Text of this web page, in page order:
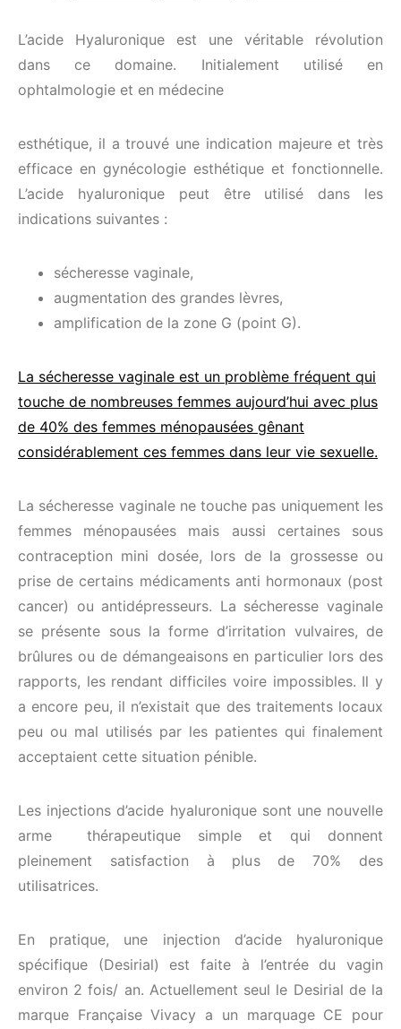
L’acide Hyaluronique est une véritable révolution
dans ce domaine. Initialement utilisé en
ophtalmologie et en médecine
esthétique, il a trouvé une indication majeure et très
efficace en gynécologie esthétique et fonctionnelle.
L’acide hyaluronique peut être utilisé dans les
indications suivantes :
sécheresse vaginale,
augmentation des grandes lèvres,
amplification de la zone G (point G).
La sécheresse vaginale est un problème fréquent qui
touche de nombreuses femmes aujourd’hui avec plus
de 40% des femmes ménopausées gênant
considérablement ces femmes dans leur vie sexuelle.
La sécheresse vaginale ne touche pas uniquement les
femmes ménopausées mais aussi certaines sous
contraception mini dosée, lors de la grossesse ou
prise de certains médicaments anti hormonaux (post
cancer) ou antidépresseurs. La sécheresse vaginale
se présente sous la forme d’irritation vulvaires, de
brûlures ou de démangeaisons en particulier lors des
rapports, les rendant difficiles voire impossibles. Il y
a encore peu, il n’existait que des traitements locaux
peu ou mal utilisés par les patientes qui finalement
acceptaient cette situation pénible.
Les injections d’acide hyaluronique sont une nouvelle
arme thérapeutique simple et qui donnent
pleinement satisfaction à plus de 70% des
utilisatrices.
En pratique, une injection d’acide hyaluronique
spécifique (Desirial) est faite à l’entrée du vagin
environ 2 fois/ an. Actuellement seul le Desirial de la
marque Française Vivacy a un marquage CE pour